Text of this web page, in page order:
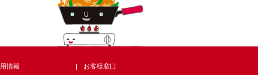
情報 お客様窓口